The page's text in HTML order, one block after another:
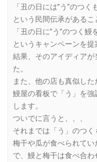
「丑の日には”う”のつ
という民間伝承があるこ
「丑の日に”う”のつく鰻
というキャンペーンを提
結果、そのアイディア
た。
また、他の店も真似した
鰻屋の看板で「う」を強
します。
ついでに言うと、、、
それまでは「う」のつく
梅干や瓜が食べられてい
で、鰻と梅干は食べ合